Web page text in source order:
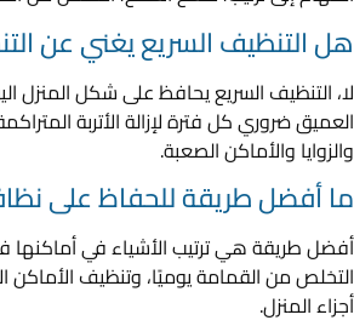
هل التنظيف السريع يغني عن
لا، التنظيف السريع يحافظ على شكل المنزل
العميق ضروري كل فترة لإزالة الأتربة
والزوايا والأماكن الصعبة.
ما أفضل طريقة للحفاظ على
أفضل طريقة هي ترتيب الأشياء في أماكنها
التخلص من القمامة يوميًا، وتنظيف الأماكن
أجزاء المنزل.